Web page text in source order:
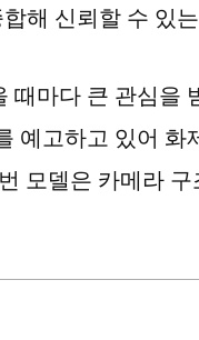
해 신뢰할 수 있
마다 큰 관심을
예고하고 있어
모델은 카메라